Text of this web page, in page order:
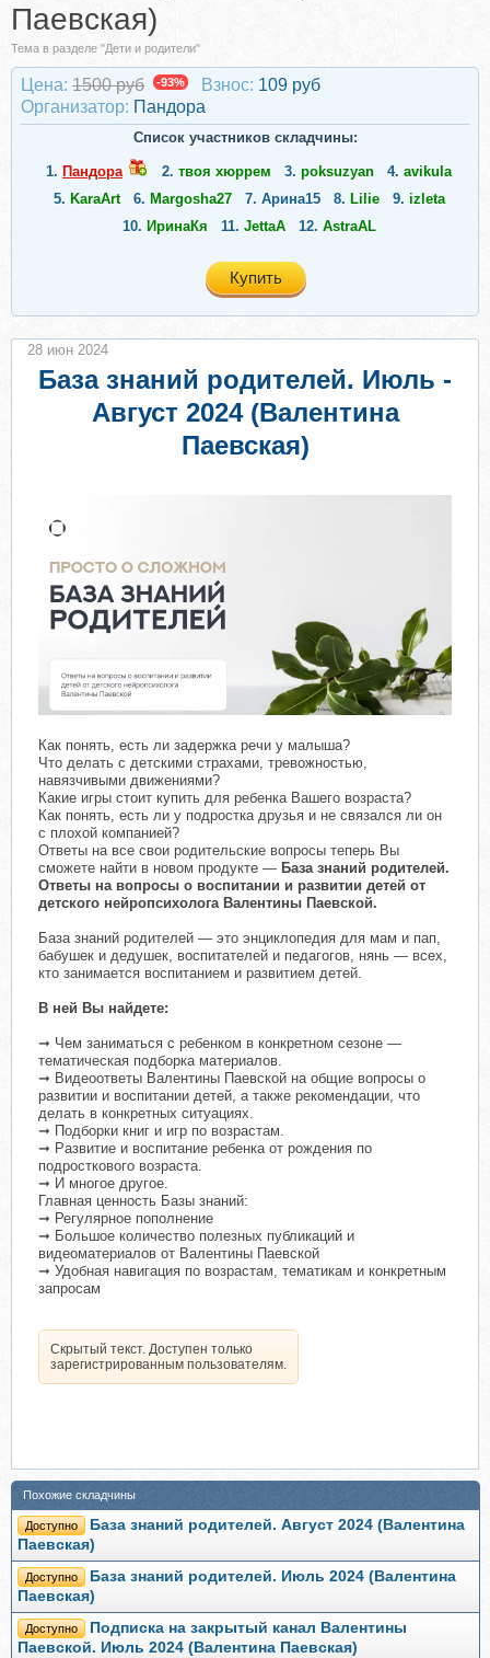
Паевская)
Тема в разделе "Дети и родители"
Цена: 1500 руб -93% Взнос: 109 руб
Организатор: Пандора
Список участников складчины:
1. Пандора 2. твоя хюррем 3. poksuzyan 4. avikula
5. KaraArt 6. Margosha27 7. Арина15 8. Lilie 9. izleta
10. ИринаКя 11. JettaA 12. AstraAL
Купить
База знаний родителей. Июль -
Август 2024 (Валентина
Паевская)
Как понять, есть ли задержка речи у малыша?
Что делать с детскими страхами, тревожностью,
навязчивыми движениями?
Какие игры стоит купить для ребенка Вашего возраста?
Как понять, есть ли у подростка друзья и не связался ли он
с плохой компанией?
Ответы на все свои родительские вопросы теперь Вы
сможете найти в новом продукте — База знаний родителей.
Ответы на вопросы о воспитании и развитии детей от
детского нейропсихолога Валентины Паевской.
База знаний родителей — это энциклопедия для мам и пап,
бабушек и дедушек, воспитателей и педагогов, нянь — всех,
кто занимается воспитанием и развитием детей.
В ней Вы найдете:
➞ Чем заниматься с ребенком в конкретном сезоне —
тематическая подборка материалов.
➞ Видеоответы Валентины Паевской на общие вопросы о
развитии и воспитании детей, а также рекомендации, что
делать в конкретных ситуациях.
➞ Подборки книг и игр по возрастам.
➞ Развитие и воспитание ребенка от рождения по
подросткового возраста.
➞ И многое другое.
Главная ценность Базы знаний:
➞ Регулярное пополнение
➞ Большое количество полезных публикаций и
видеоматериалов от Валентины Паевской
➞ Удобная навигация по возрастам, тематикам и конкретным
запросам
Скрытый текст. Доступен только
зарегистрированным пользователям.
28 июн 2024
Похожие складчины
Доступно
База знаний родителей. Август 2024 (Валентина
Паевская)
Доступно
База знаний родителей. Июль 2024 (Валентина
Паевская)
Доступно
Подписка на закрытый канал Валентины
Паевской. Июль 2024 (Валентина Паевская)